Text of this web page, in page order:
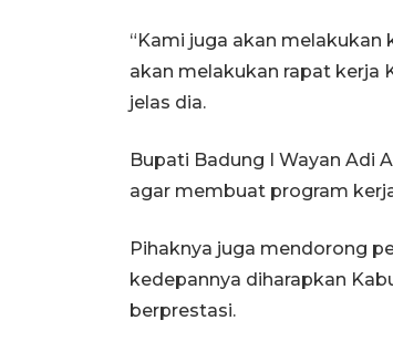
“Kami juga akan
akan melakukan rapat kerja
jelas dia.
Bupati Badung I Wayan Adi
agar membuat program
Pihaknya juga mendorong
kedepannya diharapkan
berprestasi.